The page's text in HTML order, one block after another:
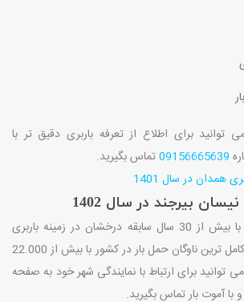
برای اطلاع از تعرفه باربری دقیق تر با
09156665639تماس بگیرید.
همدان در سال 1401
بیرجند در سال 1402
شرکت باربری آموت بار با بیش از 30 سال سابقه درخشان در زمینه باربری
توانسته است با افتخار کامل ترین ناوگان حمل بار در کشور با بیش از 22.000
توانید برای ارتباط با نمایندگی شهر خود به صفحه
با آموت بار تماس بگیرید.